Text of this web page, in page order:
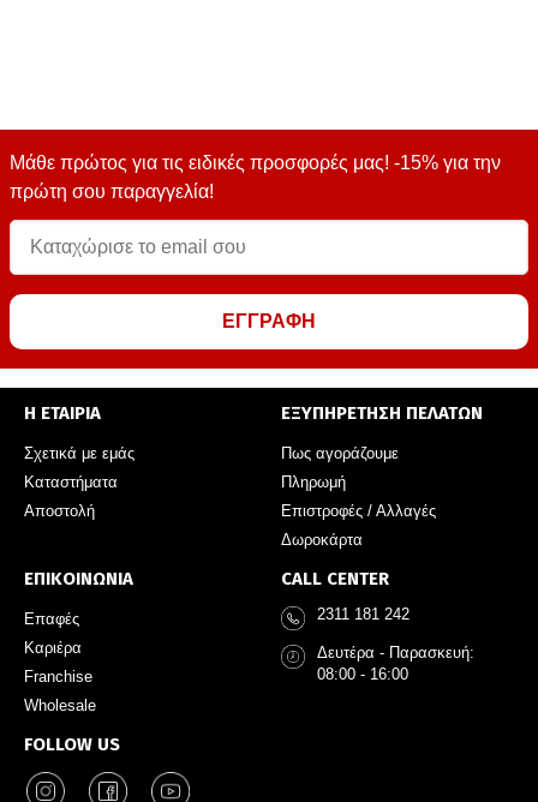
Μάθε πρώτος για τις ειδικές προσφορές μας! -15% για την
πρώτη σου παραγγελία!
ΕΓΓΡΑΦΗ
Η ΕΤΑΙΡΙΑ
Σχετικά με εμάς
Καταστήματα
Αποστολή
ΕΞΥΠΗΡΕΤΗΣΗ ΠΕΛΑΤΩΝ
Πως αγοράζουμε
Πληρωμή
Επιστροφές / Αλλαγές
Δωροκάρτα
ΕΠΙΚΟΙΝΩΝΙΑ
Επαφές
Καριέρα
Franchise
Wholesale
FOLLOW US
CALL CENTER
2311 181 242
Δευτέρα - Παρασκευή:
08:00 - 16:00